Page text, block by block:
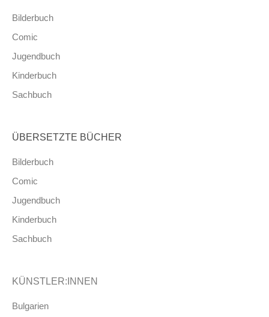
Bilderbuch
Comic
Jugendbuch
Kinderbuch
Sachbuch
ÜBERSETZTE BÜCHER
Bilderbuch
Comic
Jugendbuch
Kinderbuch
Sachbuch
KÜNSTLER:INNEN
Bulgarien